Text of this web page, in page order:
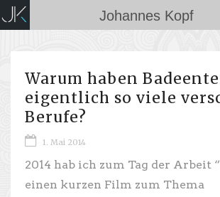
Warum haben
eigentlich so viele
Berufe?
1. Mai 2014
2014 hab ich zum Tag der Arbeit
einen kurzen Film zum Thema
Johannes Kopf